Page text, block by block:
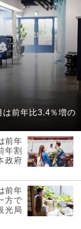
は前年比3.4％増の
前年
年割
政府
前年
方で
光局